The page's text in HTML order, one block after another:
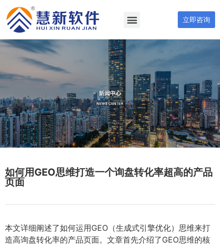
立即咨询
如何用GEO思维打造一个询盘转化率超高的产品
页面
本文详细阐述了如何运用GEO（生成式引擎优化）思维来打
造高询盘转化率的产品页面。文章首先介绍了GEO思维的核